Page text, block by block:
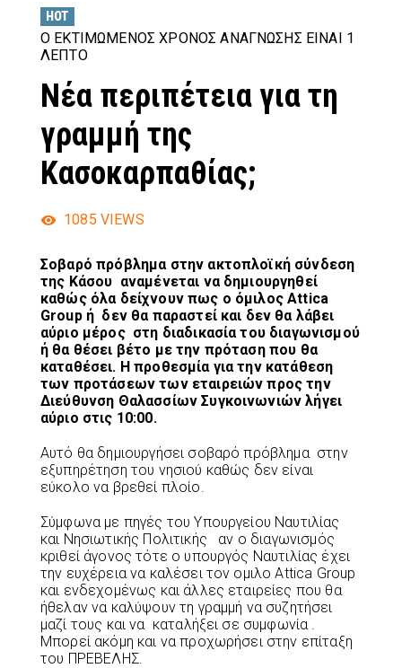
HOT
Ο ΕΚΤΙΜΏΜΕΝΟΣ ΧΡΌΝΟΣ ΑΝΆΓΝΩΣΗΣ ΕΊΝΑΙ 1
ΛΕΠΤΌ
Νέα περιπέτεια για τη
γραμμή της
Κασοκαρπαθίας;
1085 VIEWS
Σοβαρό πρόβλημα στην ακτοπλοϊκή σύνδεση
της Κάσου αναμένεται να δημιουργηθεί
καθώς όλα δείχνουν πως ο όμιλος Attica
Group ή δεν θα παραστεί και δεν θα λάβει
αύριο μέρος στη διαδικασία του διαγωνισμού
ή θα θέσει βέτο με την πρόταση που θα
καταθέσει. Η προθεσμία για την κατάθεση
των προτάσεων των εταιρειών προς την
Διεύθυνση Θαλασσίων Συγκοινωνιών λήγει
αύριο στις 10:00.
Αυτό θα δημιουργήσει σοβαρό πρόβλημα στην
εξυπηρέτηση του νησιού καθώς δεν είναι
εύκολο να βρεθεί πλοίο.
Σύμφωνα με πηγές του Υπουργείου Ναυτιλίας
και Νησιωτικής Πολιτικής αν ο διαγωνισμός
κριθεί άγονος τότε ο υπουργός Ναυτιλίας έχει
την ευχέρεια να καλέσει τον ομιλο Attica Group
και ενδεχομένως και άλλες εταιρείες που θα
ήθελαν να καλύψουν τη γραμμή να συζητήσει
μαζί τους και να καταλήξει σε συμφωνία .
Μπορεί ακόμη και να προχωρήσει στην επίταξη
του ΠΡΕΒΕΛΗΣ.